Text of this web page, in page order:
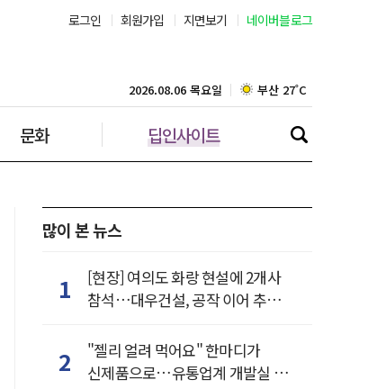
로그인 회원가입 지면보기 네이버블로그
문화 딥인사이트
2026.08.06 목요일
서울 32˚C
인천 28˚C
광주 26˚C
울산 24˚C
강릉 24˚C
많이 본 뉴스
1
[현장] 여의도 화랑 현설에 2개사
참석…대우건설, 공작 이어 추가
2
"젤리 얼려 먹어요" 한마디가
신제품으로…유통업계 개발실 된